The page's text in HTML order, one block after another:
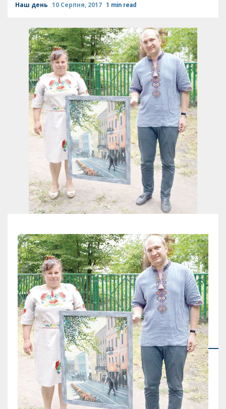
Наш день 10 Серпня, 2017 1 min read